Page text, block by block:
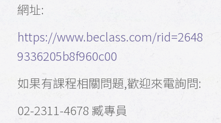
網址:
https://www.beclass.com/rid=2648
9336205b8f960c00
如果有課程相關問題,歡迎來電詢問:
02-2311-4678 臧專員